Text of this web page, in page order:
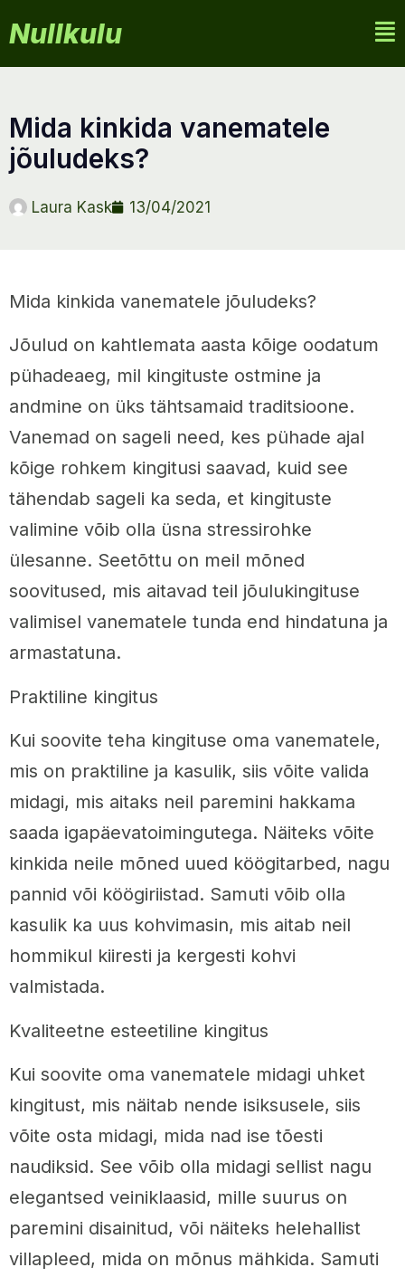
Nullkulu
mida kinkida vanematele
jõuludeks?
Laura Kask 13/04/2021
Mida kinkida vanematele jõuludeks?
Jõulud on kahtlemata aasta kõige oodatum
pühadeaeg, mil kingituste ostmine ja
andmine on üks tähtsamaid traditsioone.
Vanemad on sageli need, kes pühade ajal
kõige rohkem kingitusi saavad, kuid see
tähendab sageli ka seda, et kingituste
valimine võib olla üsna stressirohke
ülesanne. Seetõttu on meil mõned
soovitused, mis aitavad teil jõulukingituse
valimisel vanematele tunda end hindatuna ja
armastatuna.
Praktiline kingitus
Kui soovite teha kingituse oma vanematele,
mis on praktiline ja kasulik, siis võite valida
midagi, mis aitaks neil paremini hakkama
saada igapäevatoimingutega. Näiteks võite
kinkida neile mõned uued köögitarbed, nagu
pannid või köögiriistad. Samuti võib olla
kasulik ka uus kohvimasin, mis aitab neil
hommikul kiiresti ja kergesti kohvi
valmistada.
Kvaliteetne esteetiline kingitus
Kui soovite oma vanematele midagi uhket
kingitust, mis näitab nende isiksusele, siis
võite osta midagi, mida nad ise tõesti
naudiksid. See võib olla midagi sellist nagu
elegantsed veiniklaasid, mille suurus on
paremini disainitud, või näiteks helehallist
villapleed, mida on mõnus mähkida. Samuti